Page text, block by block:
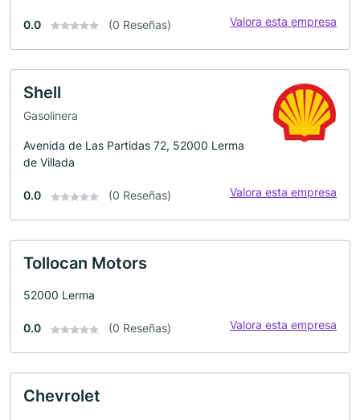
0.0 (0 Reseñas) Valora esta empresa
Shell
Gasolinera
Avenida de Las Partidas 72, 52000 Lerma
de Villada
0.0 (0 Reseñas) Valora esta empresa
Tollocan Motors
52000 Lerma
0.0 (0 Reseñas) Valora esta empresa
Chevrolet